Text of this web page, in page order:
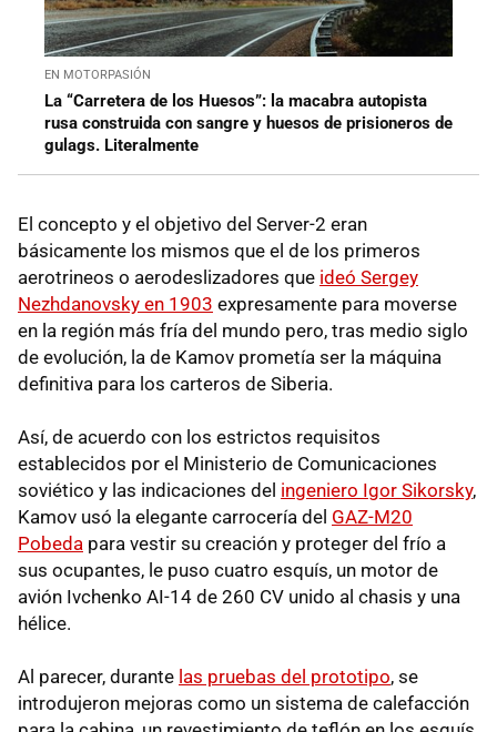
EN MOTORPASIÓN
La “Carretera de los Huesos”: la macabra autopista
rusa construida con sangre y huesos de prisioneros de
gulags. Literalmente
El concepto y el objetivo del Server-2 eran
básicamente los mismos que el de los primeros
aerotrineos o aerodeslizadores que ideó Sergey
Nezhdanovsky en 1903 expresamente para moverse
en la región más fría del mundo pero, tras medio siglo
de evolución, la de Kamov prometía ser la máquina
definitiva para los carteros de Siberia.
Así, de acuerdo con los estrictos requisitos
establecidos por el Ministerio de Comunicaciones
soviético y las indicaciones del ingeniero Igor Sikorsky,
Kamov usó la elegante carrocería del GAZ-M20
Pobeda para vestir su creación y proteger del frío a
sus ocupantes, le puso cuatro esquís, un motor de
avión Ivchenko AI-14 de 260 CV unido al chasis y una
hélice.
Al parecer, durante las pruebas del prototipo, se
introdujeron mejoras como un sistema de calefacción